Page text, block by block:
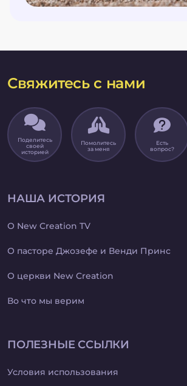
Свяжитесь с нами
Поделитесь
своей
историей
Помолитесь
за меня
Есть
вопрос?
НАША ИСТОРИЯ
О New Creation TV
О пасторе Джозефе и Венди Принс
О церкви New Creation
Во что мы верим
ПОЛЕЗНЫЕ ССЫЛКИ
Условия использования